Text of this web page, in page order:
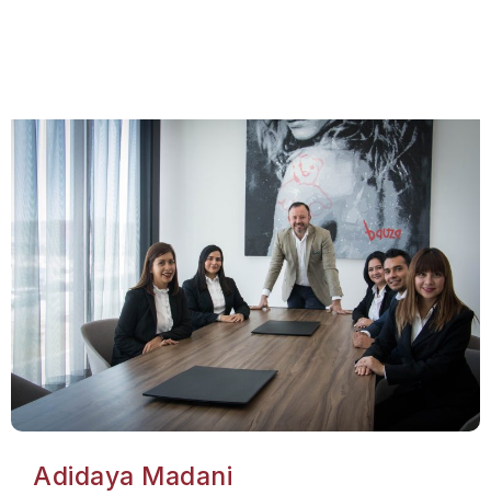
Adidaya Madani